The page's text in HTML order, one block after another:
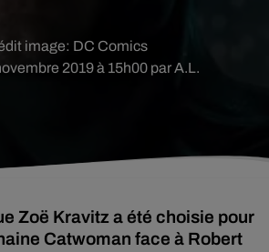
2019 à 15h00 par A.L.
image: DC Comics
Zoë Kravitz a été choisie pour
Catwoman face à Robert